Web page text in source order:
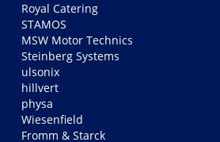
Royal Catering
STAMOS
MSW Motor Technics
Steinberg Systems
ulsonix
hillvert
physa
Wiesenfield
Fromm & Starck